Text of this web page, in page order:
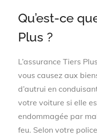
Qu’est-ce
Plus ?
L’assurance Tiers
vous causez aux
d’autrui en
votre voiture si elle
endommagée par
feu. Selon votre